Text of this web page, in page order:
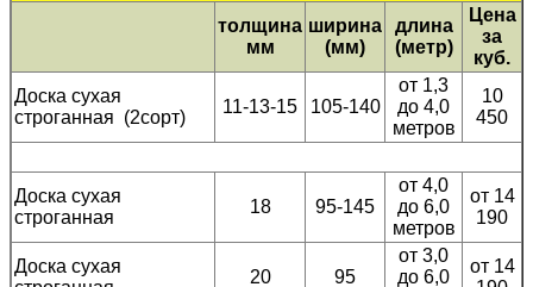
толщина
мм
ширина
(мм)
длина
(метр)
Цена
за
куб.
Доска сухая
строганная (2сорт)
11-13-15 105-140
от 1,3
до 4,0
метров
10
450
Доска сухая
строганная
18 95-145
от 4,0
до 6,0
метров
от 14
190
Доска сухая
20 95
от 3,0
до 6,0
от 14